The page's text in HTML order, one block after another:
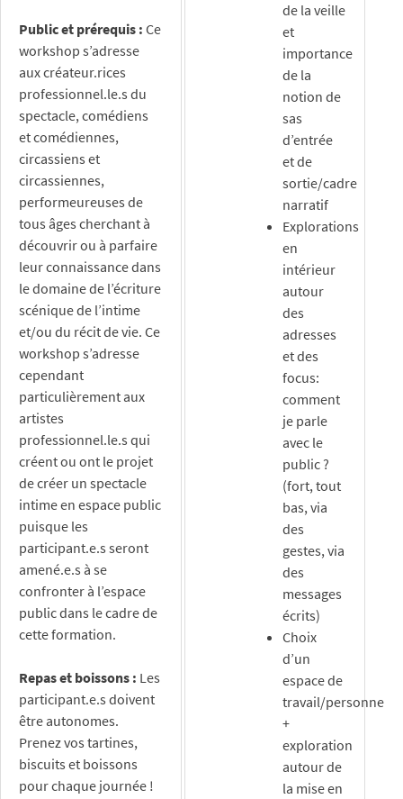
Public et prérequis : Ce
workshop s’adresse
aux créateur.rices
professionnel.le.s du
spectacle, comédiens
et comédiennes,
circassiens et
circassiennes,
performeureuses de
tous âges cherchant à
découvrir ou à parfaire
leur connaissance dans
le domaine de l’écriture
scénique de l’intime
et/ou du récit de vie. Ce
workshop s’adresse
cependant
particulièrement aux
artistes
professionnel.le.s qui
créent ou ont le projet
de créer un spectacle
intime en espace public
puisque les
participant.e.s seront
amené.e.s à se
confronter à l’espace
public dans le cadre de
cette formation.
Repas et boissons : Les
participant.e.s doivent
être autonomes.
Prenez vos tartines,
biscuits et boissons
pour chaque journée !
de la veille
et
importance
de la
notion de
sas
d’entrée
et de
sortie/cadre
narratif
Explorations
en
intérieur
autour
des
adresses
et des
focus:
comment
je parle
avec le
public ?
(fort, tout
bas, via
des
gestes, via
des
messages
écrits)
Choix
d’un
espace de
travail/personne
+
exploration
autour de
la mise en